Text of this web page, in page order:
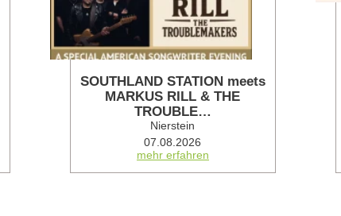
SOUTHLAND STATION meets
MARKUS RILL & THE
TROUBLE…
Nierstein
07.08.2026
mehr erfahren